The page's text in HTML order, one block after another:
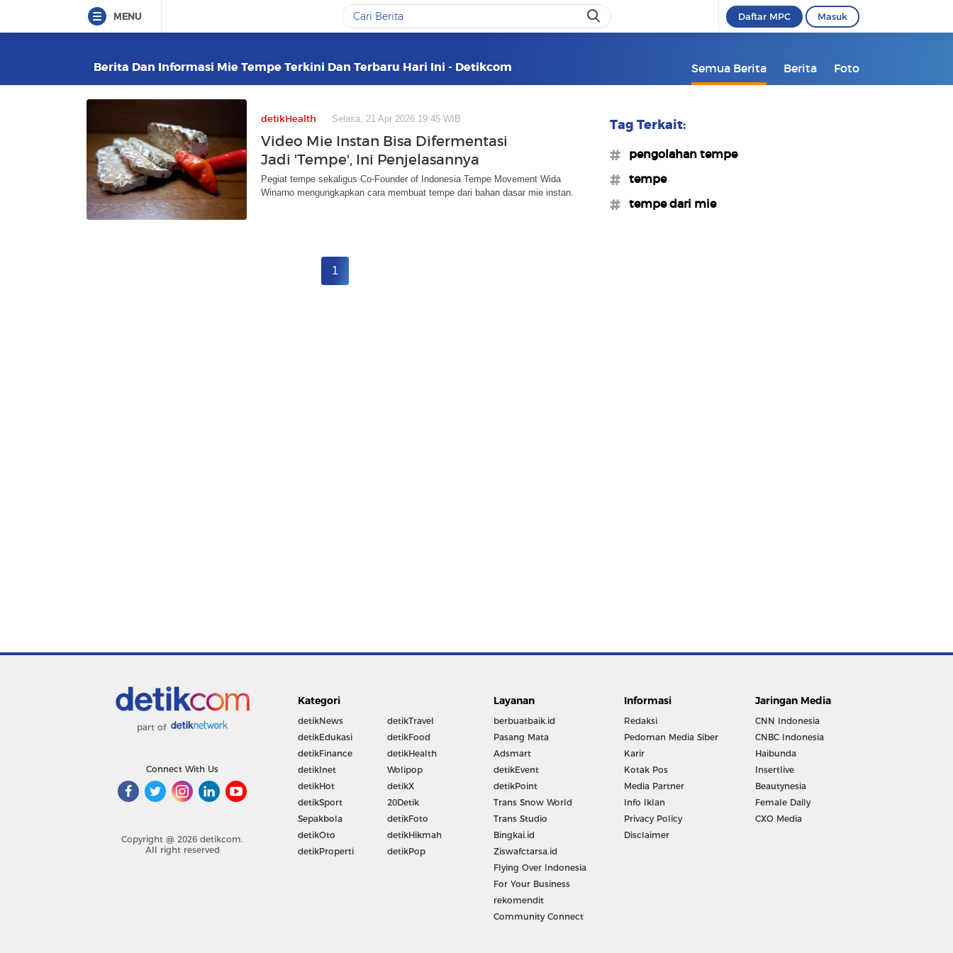
MENU Daftar MPC Masuk
Berita Dan Informasi Mie Tempe Terkini Dan Terbaru Hari Ini - Detikcom Semua Berita Berita Foto
detikHealth Selasa, 21 Apr 2026 19:45 WIB
Video Mie Instan Bisa Difermentasi
Jadi 'Tempe', Ini Penjelasannya
Pegiat tempe sekaligus Co-Founder of Indonesia Tempe Movement Wida
Winarno mengungkapkan cara membuat tempe dari bahan dasar mie instan.
1
Tag Terkait:
#pengolahan tempe
#tempe
#tempe dari mie
part of
Connect With Us
Copyright @ 2026 detikcom.
All right reserved
Kategori
detikNews
detikEdukasi
detikFinance
detikInet
detikHot
detikSport
Sepakbola
detikOto
detikProperti
detikTravel
detikFood
detikHealth
Wolipop
detikX
20Detik
detikFoto
detikHikmah
detikPop
Layanan
berbuatbaik.id
Pasang Mata
Adsmart
detikEvent
detikPoint
Trans Snow World
Trans Studio
Bingkai.id
Ziswafctarsa.id
Flying Over Indonesia
For Your Business
rekomendit
Community Connect
Informasi
Redaksi
Pedoman Media Siber
Karir
Kotak Pos
Media Partner
Info Iklan
Privacy Policy
Disclaimer
Jaringan Media
CNN Indonesia
CNBC Indonesia
Haibunda
Insertlive
Beautynesia
Female Daily
CXO Media